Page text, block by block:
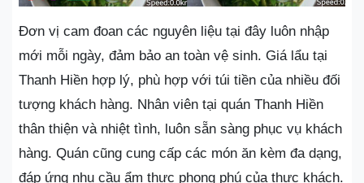
Đơn vị cam đoan các nguyên liệu tại đây luôn nhập
mới mỗi ngày, đảm bảo an toàn vệ sinh. Giá lẩu tại
Thanh Hiền hợp lý, phù hợp với túi tiền của nhiều đối
tượng khách hàng. Nhân viên tại quán Thanh Hiền
thân thiện và nhiệt tình, luôn sẵn sàng phục vụ khách
hàng. Quán cũng cung cấp các món ăn kèm đa dạng,
đáp ứng nhu cầu ẩm thực phong phú của thực khách.